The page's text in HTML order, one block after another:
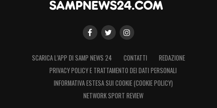
SCARICA L’APP DI SAMP NEWS 24 CONTATTI
REDAZIONE
PRIVACY POLICY E TRATTAMENTO DEI DATI PERSONALI
INFORMATIVA ESTESA SUI COOKIE (COOKIE POLICY)
NETWORK SPORT REVIEW